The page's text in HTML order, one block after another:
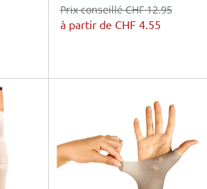
à partir de CHF 4.55
Prix conseillé CHF 12.95